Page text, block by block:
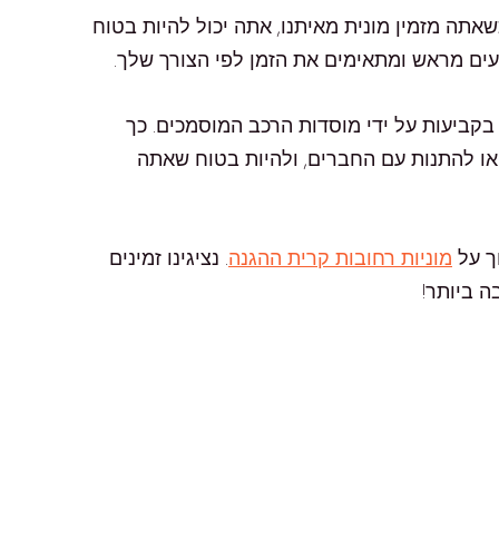
מזמין מונית מאיתנו, אתה יכול להיות בטוח
מראש ומתאימים את הזמן לפי הצורך שלך.
על ידי מוסדות הרכב המוסמכים. כך
להתנות עם החברים, ולהיות בטוח שאתה
על מוניות רחובות קרית ההגנה. נציגינו זמינים